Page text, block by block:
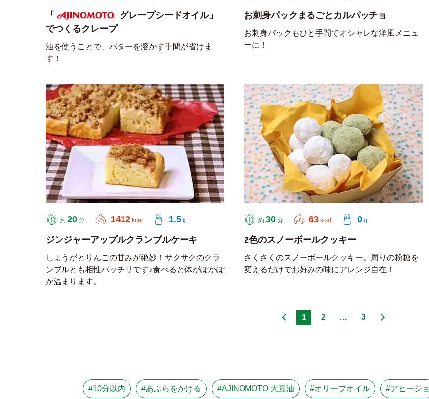
「
AJINOMOTO
グレープシードオイル」
でつくるクレープ
油を使うことで、バターを溶かす手間が省けま
す！
お刺身パックまるごとカルパッチョ
お刺身パックもひと手間でオシャレな洋風メニュ
ーに！
約 20 分 1412 kcal 1.5 g
ジンジャーアップルクランブルケーキ
しょうがとりんごの甘みが絶妙！サクサクのクラ
ンブルとも相性バッチリです♪食べると体がぽかぽ
か温まります。
約 30 分 63 kcal 0 g
2色のスノーボールクッキー
さくさくのスノーボールクッキー。周りの粉糖を
変えるだけでお好みの味にアレンジ自在！
1 2 … 3
#10分以内 #あぶらをかける #AJINOMOTO 大豆油 #オリーブオイル #アヒージョ